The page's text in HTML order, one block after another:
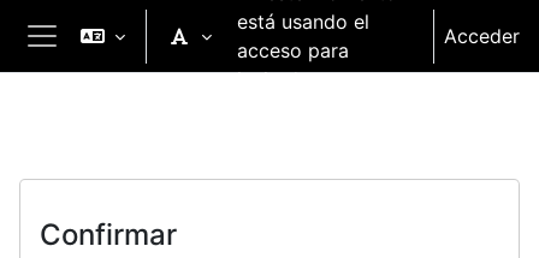
Salta al contenido principal
Panel lateral
está usando el
acceso para
invitados
Acceder
Confirmar